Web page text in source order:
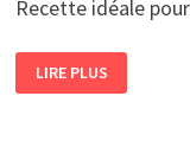
Recette idéale
COMMENT
RÉALISER
UNE
LIRE PLUS